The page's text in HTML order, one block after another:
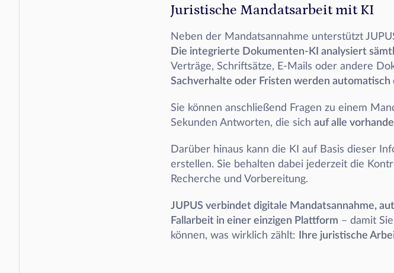
Juristische Mandatsarbeit mit KI
Die integrierte Dokumenten-KI analysiert
Verträge, Schriftsätze, E-Mails oder andere
Sachverhalte oder Fristen werden
Sie können anschließend Fragen zu einem
Sekunden Antworten, die sich auf alle
Darüber hinaus kann die KI auf Basis dieser
erstellen. Sie behalten dabei jederzeit die
Recherche und Vorbereitung.
JUPUS verbindet digitale Mandatsannahme,
Fallarbeit in einer einzigen Plattform – damit
können, was wirklich zählt:
Ihre juristische